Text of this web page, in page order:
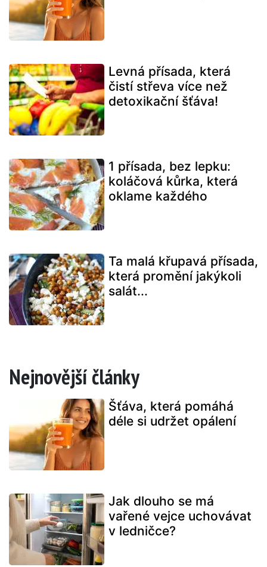
Levná přísada, která
čistí střeva více než
detoxikační šťáva!
1 přísada, bez lepku:
koláčová kůrka, která
oklame každého
Ta malá křupavá přísada,
která promění jakýkoli
salát...
Nejnovější články
Šťáva, která pomáhá
déle si udržet opálení
Jak dlouho se má
vařené vejce uchovávat
v ledničce?